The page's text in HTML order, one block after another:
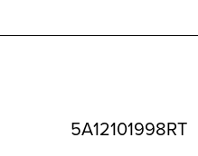
5A12101998RT